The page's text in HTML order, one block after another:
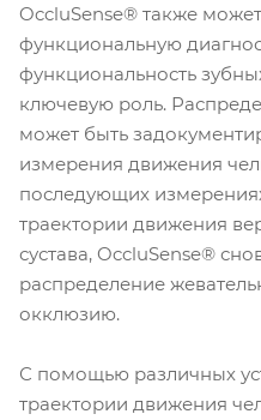
OccluSense® также
функциональную
функциональность
ключевую роль.
может быть
измерения движения
последующих
траектории движения
сустава, OccluSense®
распределение
окклюзию.
С помощью различных
траектории движения